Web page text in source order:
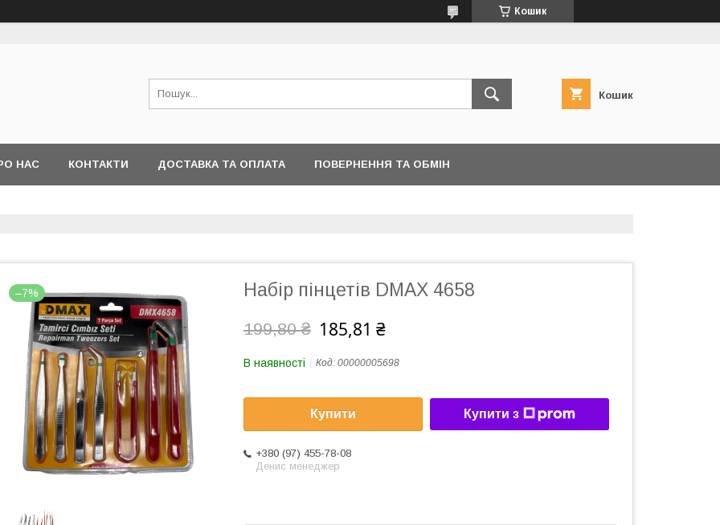
Кошик
Кошик
НАС КОНТАКТИ ДОСТАВКА ТА ОПЛАТА ПОВЕРНЕННЯ ТА ОБМІН
–7% Набір пінцетів DMAX 4658
199,80 ₴ 185,81 ₴
В наявності Код: 00000005698
Купити Купити з
+380 (97) 455-78-08
Денис менеджер